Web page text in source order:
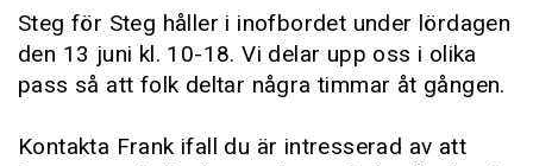
Steg för Steg håller i inofbordet under lördagen
den 13 juni kl. 10-18. Vi delar upp oss i olika
pass så att folk deltar några timmar åt gången.
Kontakta Frank ifall du är intresserad av att